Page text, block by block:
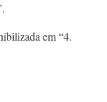
em “4.